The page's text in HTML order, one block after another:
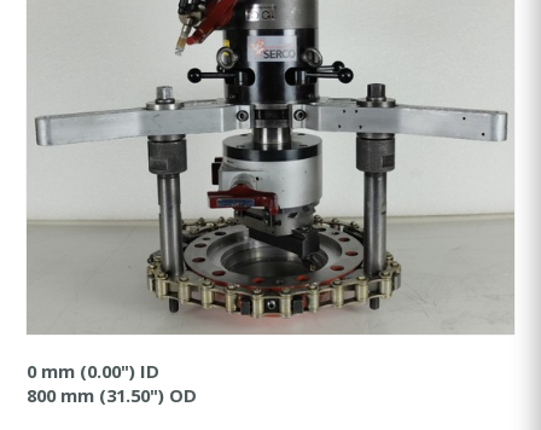
0 mm (0.00") ID
800 mm (31.50") OD